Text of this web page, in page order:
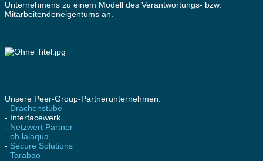
Unternehmens zu einem Modell des Verantwortungs- bzw.
Mitarbeitendeneigentums an.
Unsere Peer-Group-Partnerunternehmen:
- Drachenstube
- Interfacewerk
- Netzwert Partner
- oh lalaqua
- Secure Solutions
- Tarabao